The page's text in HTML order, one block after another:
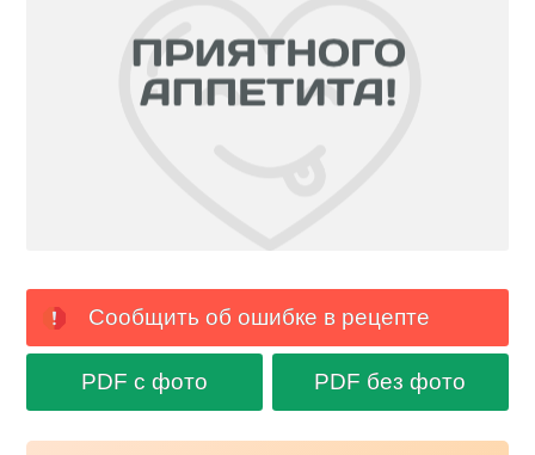
Сообщить об ошибке в рецепте
PDF с фото PDF без фото